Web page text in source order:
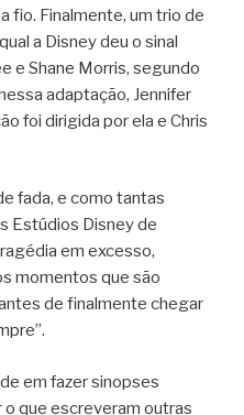
fio. Finalmente, um trio de
a Disney deu o sinal
e Shane Morris, segundo
adaptação, Jennifer
foi dirigida por ela e Chris
fada, e como tantas
Estúdios Disney de
em excesso,
momentos que são
de finalmente chegar
em fazer sinopses
que escreveram outras